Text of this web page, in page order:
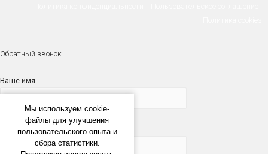
Обратный звонок
Ваше имя
Телефон
Мы используем cookie-
файлы для улучшения
пользовательского опыта и
сбора статистики.